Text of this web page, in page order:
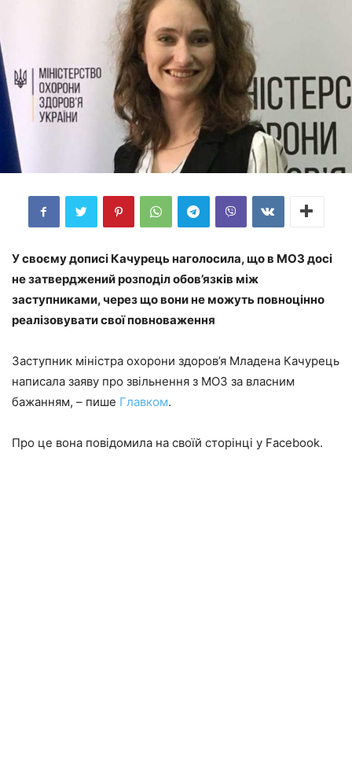
У своєму дописі Качурець наголосила, що в МОЗ досі
не затверджений розподіл обов’язків між
заступниками, через що вони не можуть повноцінно
реалізовувати свої повноваження
Заступник міністра охорони здоров’я Младена Качурець
написала заяву про звільнення з МОЗ за власним
бажанням, – пише Главком.
Про це вона повідомила на своїй сторінці у Facebook.